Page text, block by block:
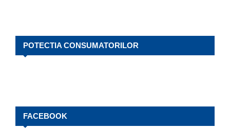
POTECTIA CONSUMATORILOR
FACEBOOK